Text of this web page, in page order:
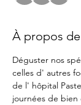
À propos
Déguster nos
celles d' autres
de l' hôpital
journées de bien